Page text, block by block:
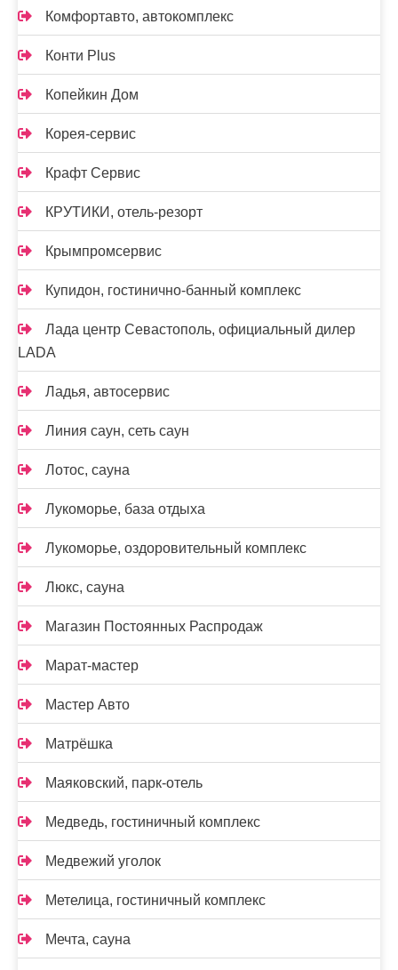
Комфортавто, автокомплекс
Конти Plus
Копейкин Дом
Корея-сервис
Крафт Сервис
КРУТИКИ, отель-резорт
Крымпромсервис
Купидон, гостинично-банный комплекс
Лада центр Севастополь, официальный дилер
LADA
Ладья, автосервис
Линия саун, сеть саун
Лотос, сауна
Лукоморье, база отдыха
Лукоморье, оздоровительный комплекс
Люкс, сауна
Магазин Постоянных Распродаж
Марат-мастер
Мастер Авто
Матрёшка
Маяковский, парк-отель
Медведь, гостиничный комплекс
Медвежий уголок
Метелица, гостиничный комплекс
Мечта, сауна